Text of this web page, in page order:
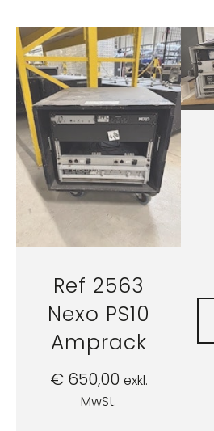
Ref 2563
Nexo PS10
Amprack
€650,00 exkl.
MwSt.